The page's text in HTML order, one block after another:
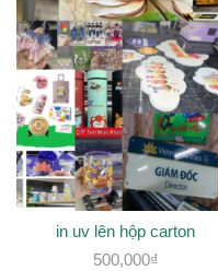
in uv lên hộp carton
500,000₫